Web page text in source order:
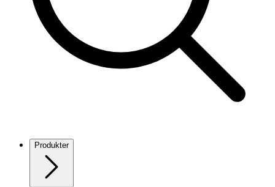
Produkter